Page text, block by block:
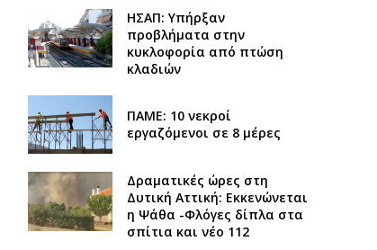
ΗΣΑΠ: Υπήρξαν
προβλήματα στην
κυκλοφορία από πτώση
κλαδιών
ΠΑΜΕ: 10 νεκροί
εργαζόμενοι σε 8 μέρες
Δραματικές ώρες στη
Δυτική Αττική: Εκκενώνεται
η Ψάθα -Φλόγες δίπλα στα
σπίτια και νέο 112